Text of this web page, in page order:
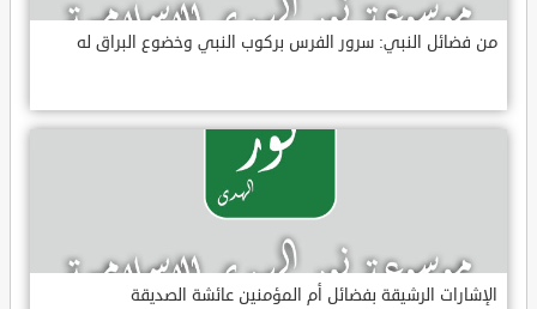
من فضائل النبي: سرور الفرس بركوب النبي وخضوع البراق له
الإشارات الرشيقة بفضائل أم المؤمنين عائشة الصديقة